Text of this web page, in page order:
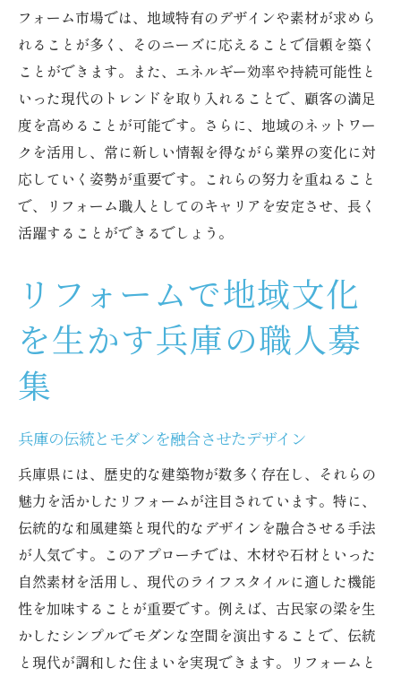
フォーム市場では、地域特有のデザインや素材が求めら
れることが多く、そのニーズに応えることで信頼を築く
ことができます。また、エネルギー効率や持続可能性と
いった現代のトレンドを取り入れることで、顧客の満足
度を高めることが可能です。さらに、地域のネットワー
クを活用し、常に新しい情報を得ながら業界の変化に対
応していく姿勢が重要です。これらの努力を重ねること
で、リフォーム職人としてのキャリアを安定させ、長く
活躍することができるでしょう。
リフォームで地域文化
を生かす兵庫の職人募
集
兵庫の伝統とモダンを融合させたデザイン
兵庫県には、歴史的な建築物が数多く存在し、それらの
魅力を活かしたリフォームが注目されています。特に、
伝統的な和風建築と現代的なデザインを融合させる手法
が人気です。このアプローチでは、木材や石材といった
自然素材を活用し、現代のライフスタイルに適した機能
性を加味することが重要です。例えば、古民家の梁を生
かしたシンプルでモダンな空間を演出することで、伝統
と現代が調和した住まいを実現できます。リフォームと